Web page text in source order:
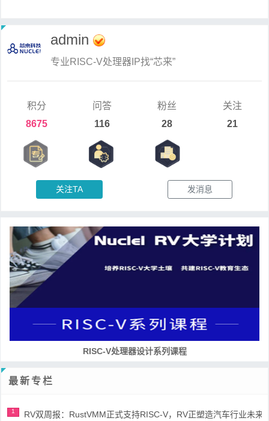
admin
专业RISC-V处理器IP找“芯来”
积分
8675
问答
116
粉丝
28
关注
21
关注TA 发消息
RISC-V处理器设计系列课程
最新专栏
1 RV双周报：RustVMM正式支持RISC-V，RV正塑造汽车行业未来